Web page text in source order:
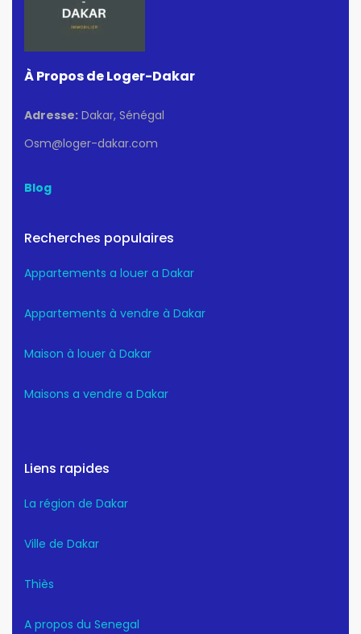
À Propos de Loger-Dakar
Adresse: Dakar, Sénégal
Osm@loger-dakar.com
Blog
Recherches populaires
Appartements a louer a Dakar
Appartements à vendre à Dakar
Maison à louer à Dakar
Maisons a vendre a Dakar
Liens rapides
La région de Dakar
Ville de Dakar
Thiès
A propos du Senegal